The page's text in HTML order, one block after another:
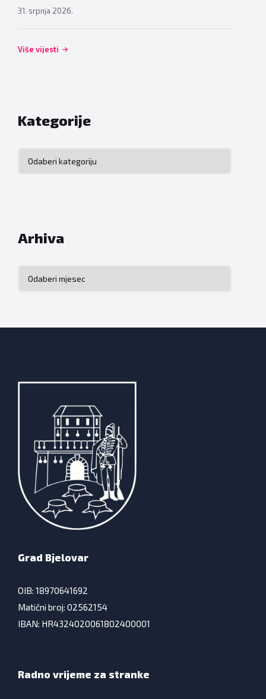
31. srpnja 2026.
Više vijesti
Kategorije
Arhiva
Grad Bjelovar
OIB: 18970641692
Matični broj: 02562154
IBAN: HR4324020061802400001
Radno vrijeme za stranke